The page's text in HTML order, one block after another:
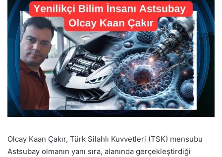
Olcay Kaan Çakır, Türk Silahlı Kuvvetleri (TSK) mensubu
Astsubay olmanın yanı sıra, alanında gerçekleştirdiği